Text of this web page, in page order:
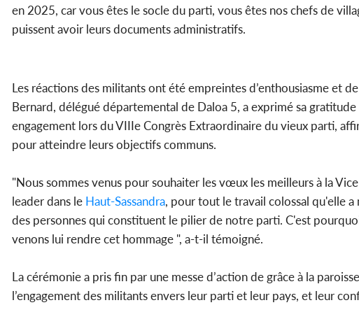
en 2025, car vous êtes le socle du parti, vous êtes nos chefs de
puissent avoir leurs documents administratifs.
Les réactions des militants ont été empreintes d’enthousiasme et
Bernard, délégué départemental de Daloa 5, a exprimé sa
engagement lors du VIIIe Congrès Extraordinaire du vieux parti,
pour atteindre leurs objectifs communs.
"Nous sommes venus pour souhaiter les vœux les meilleurs à la
leader dans le Haut-Sassandra, pour tout le travail colossal qu'elle
des personnes qui constituent le pilier de notre parti. C'est
venons lui rendre cet hommage ", a-t-il témoigné.
La cérémonie a pris fin par une messe d’action de grâce à la
l’engagement des militants envers leur parti et leur pays, et leur